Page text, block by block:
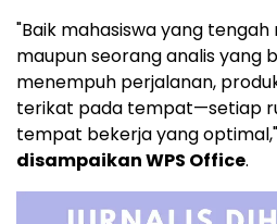
"Baik mahasiswa yang
maupun seorang analis yang
menempuh perjalanan,
terikat pada tempat—setiap
tempat bekerja yang optimal,"
disampaikan WPS Office.